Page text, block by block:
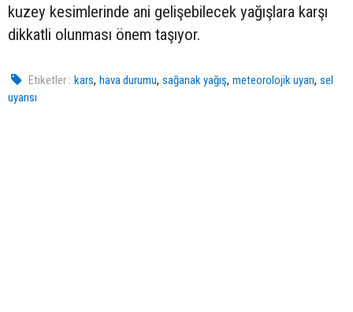
kuzey kesimlerinde ani gelişebilecek yağışlara karşı
dikkatli olunması önem taşıyor.
Etiketler : kars,hava durumu,sağanak yağış,meteorolojik uyarı,sel
uyarısı